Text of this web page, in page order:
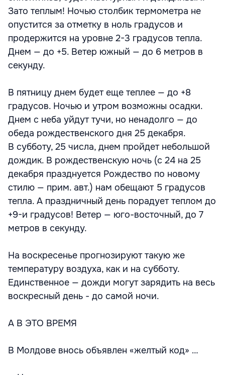
Зато теплым! Ночью столбик термометра не
опустится за отметку в ноль градусов и
продержится на уровне 2-3 градусов тепла.
Днем — до +5. Ветер южный — до 6 метров в
секунду.
В пятницу днем будет еще теплее — до +8
градусов. Ночью и утром возможны осадки.
Днем с неба уйдут тучи, но ненадолго — до
обеда рождественского дня 25 декабря.
В субботу, 25 числа, днем пройдет небольшой
дождик. В рождественскую ночь (с 24 на 25
декабря празднуется Рождество по новому
стилю — прим. авт.) нам обещают 5 градусов
тепла. А праздничный день порадует теплом до
+9-и градусов! Ветер — юго-восточный, до 7
метров в секунду.
На воскресенье прогнозируют такую же
температуру воздуха, как и на субботу.
Единственное — дожди могут зарядить на весь
воскресный день - до самой ночи.
А В ЭТО ВРЕМЯ
В Молдове внось объявлен «желтый код» …